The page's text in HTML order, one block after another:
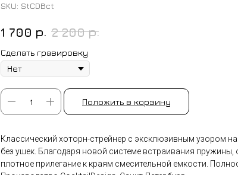
SKU: StCDBct
1 700 р. 2 200 р.
Сделать гравировку
Положить в корзину
Классический хоторн-стрейнер с эксклюзивным узором
без ушек. Благодаря новой системе встраивания пружины,
плотное прилегание к краям смесительной емкости.